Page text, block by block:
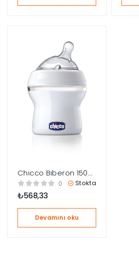
Chicco Biberon 150
Ml Natural Felling
0Ay+
0 Stokta
₺568,33
Devamını oku